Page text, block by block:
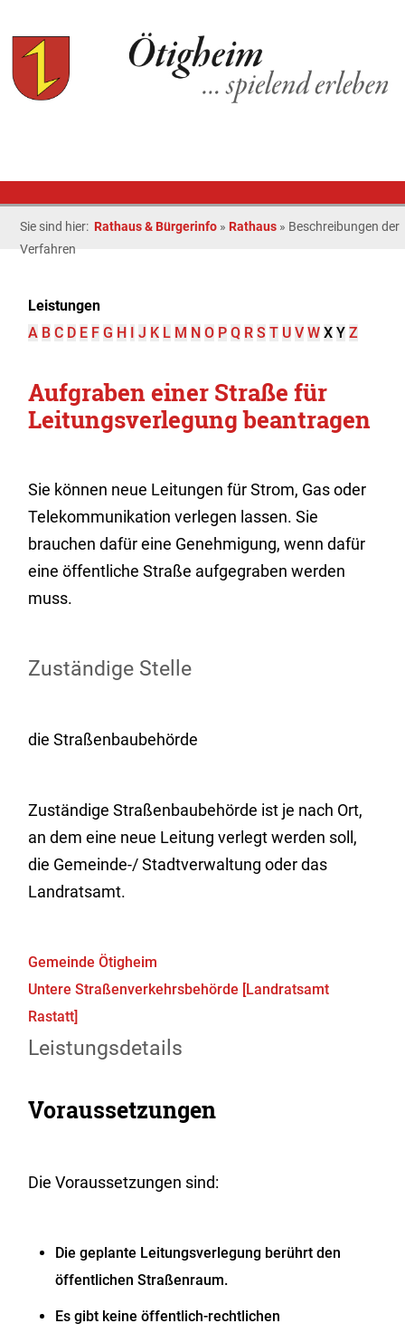
Sie sind hier: Rathaus & Bürgerinfo » Rathaus » Beschreibungen der
Verfahren
Leistungen
A B C D E F G H I J K L M N O P Q R S T U V W X Y Z
Aufgraben einer Straße für
Leitungsverlegung beantragen
Sie können neue Leitungen für Strom, Gas oder
Telekommunikation verlegen lassen. Sie
brauchen dafür eine Genehmigung, wenn dafür
eine öffentliche Straße aufgegraben werden
muss.
Zuständige Stelle
die Straßenbaubehörde
Zuständige Straßenbaubehörde ist je nach Ort,
an dem eine neue Leitung verlegt werden soll,
die Gemeinde-/ Stadtverwaltung oder das
Landratsamt.
Gemeinde Ötigheim
Untere Straßenverkehrsbehörde [Landratsamt
Rastatt]
Leistungsdetails
Voraussetzungen
Die Voraussetzungen sind:
Die geplante Leitungsverlegung berührt den
öffentlichen Straßenraum.
Es gibt keine öffentlich-rechtlichen